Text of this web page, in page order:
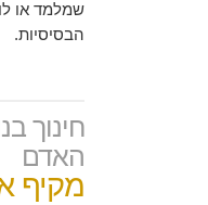
שמלמד או
הבסיסיות.
חינוך
האדם
מקיף